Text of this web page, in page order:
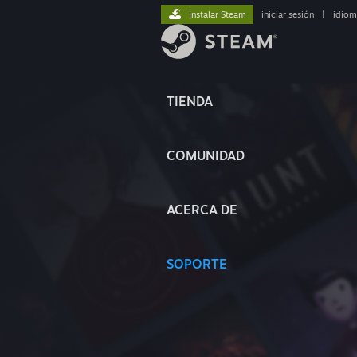
TIENDA
COMUNIDAD
ACERCA DE
SOPORTE
Instalar Steam iniciar sesión